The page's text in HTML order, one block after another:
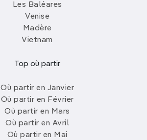
Les Baléares
Venise
Madère
Vietnam
Top où partir
Où partir en Janvier
Où partir en Février
Où partir en Mars
Où partir en Avril
Où partir en Mai